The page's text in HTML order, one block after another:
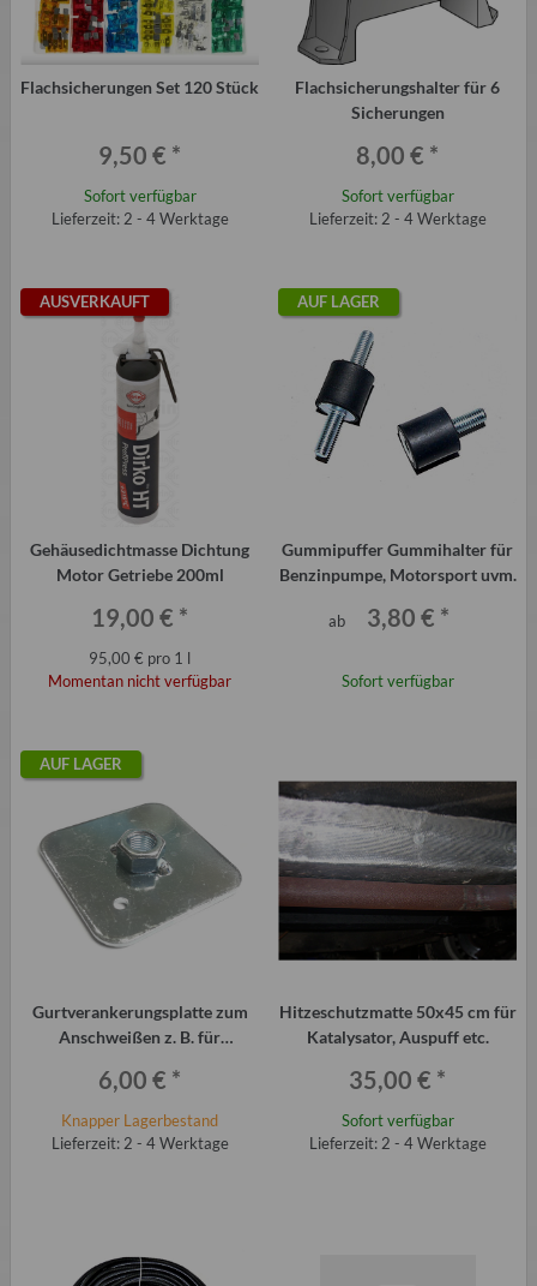
Flachsicherungen Set 120 Stück
9,50 € *
Sofort verfügbar
Lieferzeit: 2 - 4 Werktage
Flachsicherungshalter für 6
Sicherungen
8,00 € *
Sofort verfügbar
Lieferzeit: 2 - 4 Werktage
AUSVERKAUFT
Gehäusedichtmasse Dichtung
Motor Getriebe 200ml
19,00 € *
95,00 € pro 1 l
Momentan nicht verfügbar
AUF LAGER
Gummipuffer Gummihalter für
Benzinpumpe, Motorsport uvm.
ab 3,80 € *
Sofort verfügbar
AUF LAGER
Gurtverankerungsplatte zum
Anschweißen z. B. für
6,00 € *
Knapper Lagerbestand
Lieferzeit: 2 - 4 Werktage
Hitzeschutzmatte 50x45 cm für
Katalysator, Auspuff etc.
35,00 € *
Sofort verfügbar
Lieferzeit: 2 - 4 Werktage